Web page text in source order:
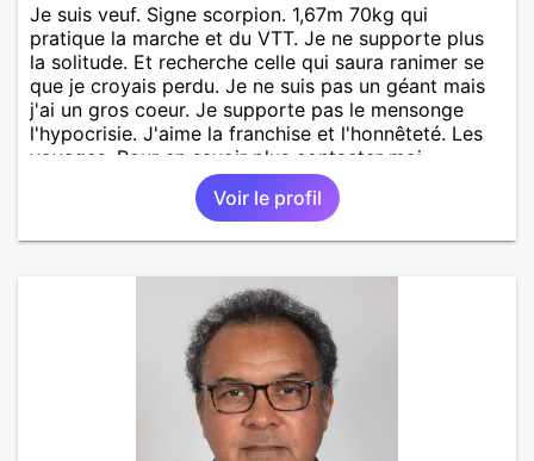
Je suis veuf. Signe scorpion. 1,67m 70kg qui
pratique la marche et du VTT. Je ne supporte plus
la solitude. Et recherche celle qui saura ranimer se
que je croyais perdu. Je ne suis pas un géant mais
j'ai un gros coeur. Je supporte pas le mensonge
l'hypocrisie. J'aime la franchise et l'honnêteté. Les
voyages. Pour en savoir plus contacter moi.
Voir le profil